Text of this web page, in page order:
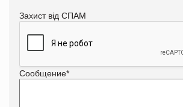
Захист від СПАМ
Сообщение*